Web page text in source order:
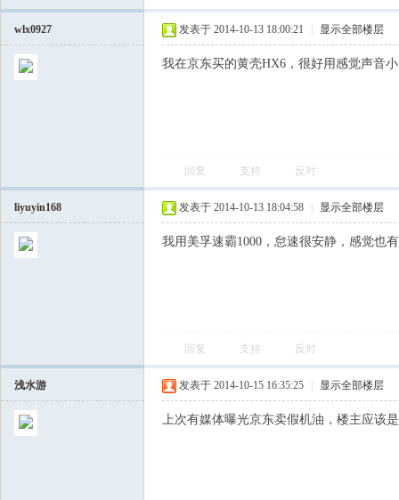
wlx0927 发表于 2014-10-13 18:00:21 显示全部楼层
我在京东买的黄壳HX6，很好用感觉声音
回复 支持 反对
liyuyin168 发表于 2014-10-13 18:04:58 显示全部楼层
我用美孚速霸1000，怠速很安静，感觉也
回复 支持 反对
浅水游 发表于 2014-10-15 16:35:25 显示全部楼层
上次有媒体曝光京东卖假机油，楼主应该